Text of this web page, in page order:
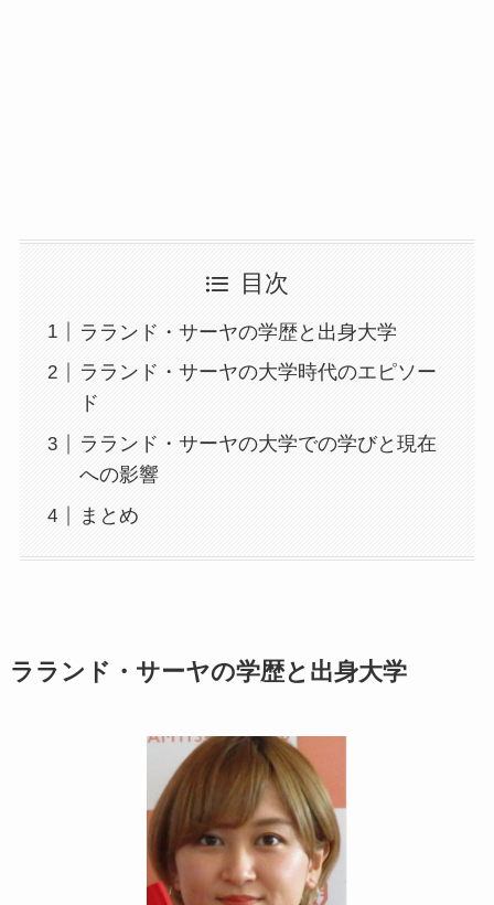
目次
ラランド・サーヤの学歴と出身大学
ラランド・サーヤの大学時代のエピソー
ド
ラランド・サーヤの大学での学びと現在
への影響
まとめ
ラランド・サーヤの学歴と出身大学